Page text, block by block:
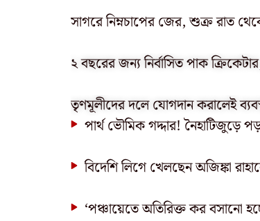
সাগরে নিম্নচাপের জের, শুক্র রাত
২ বছরের জন্য নির্বাসিত পাক
তৃণমূলীদের দলে যোগদান করালেই
পার্থ ভৌমিক গদ্দার! নৈহাটিজুড়ে
বিদেশি লিগে খেলছেন অজিঙ্কা
‘পঞ্চায়েতে অতিরিক্ত কর বসানো